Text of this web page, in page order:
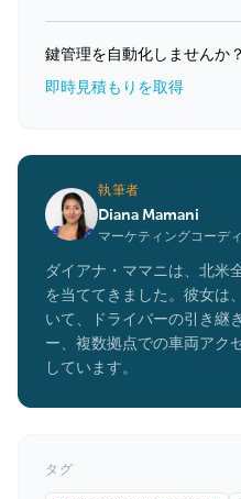
鍵管理を自動化しませんか？
即時見積もりを取得
執筆者
Diana Mamani
マーケティングコーデ
ダイアナ・ママニは、北米
を当ててきました。彼女は
いて、ドライバーの引き継
ー、複数拠点での車両アク
しています。
タグ